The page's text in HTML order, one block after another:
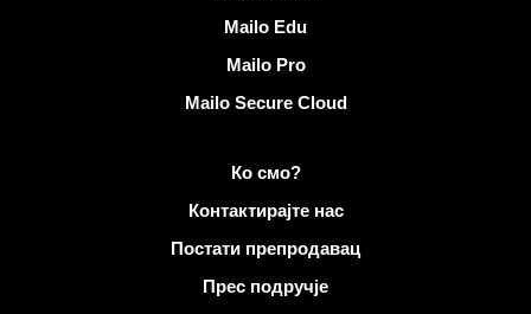
Mailo Edu
Mailo Pro
Mailo Secure Cloud
Више информација на Mailo
Ко смо?
Контактирајте нас
Постати препродавац
Прес подручје